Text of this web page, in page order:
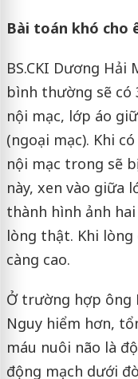
Bài toán khó cho
BS.CKI Dương
bình thường sẽ có
nội mạc, lớp áo
(ngoại mạc). Khi
nội mạc trong sẽ
này, xen vào giữa
thành hình ảnh
lòng thật. Khi
càng cao.
Ở trường hợp ông
Nguy hiểm hơn,
máu nuôi não là
động mạch dưới